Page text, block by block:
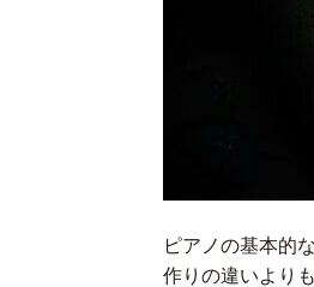
ピアノの基本的
作りの違いより